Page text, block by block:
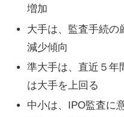
増加
大手は、監査手続の
減少傾向
準大手は、直近５年
は大手を上回る
中小は、IPO監査に